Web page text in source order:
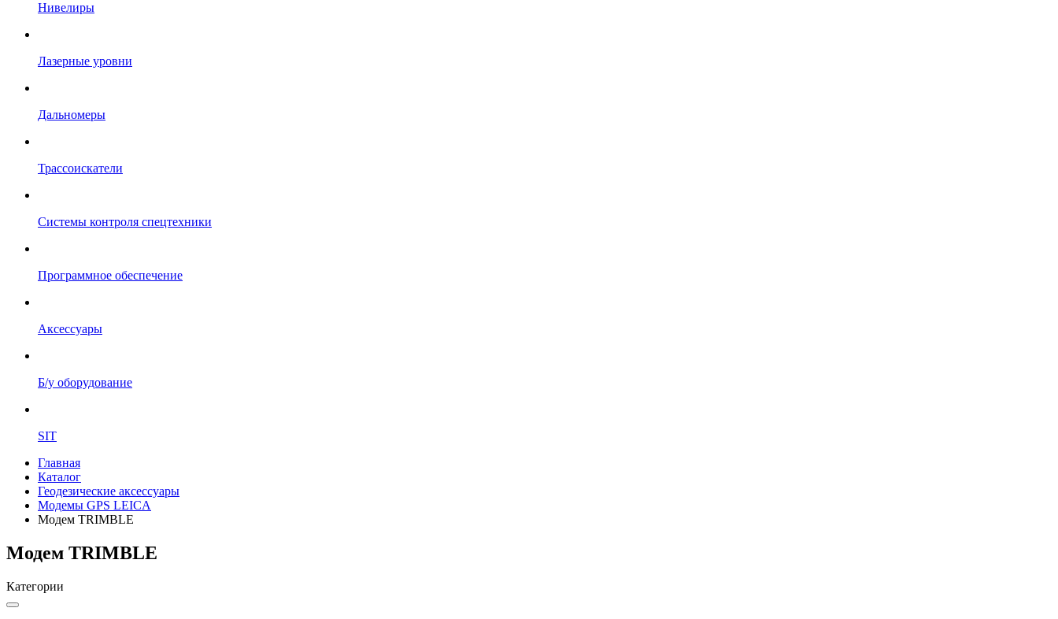
Нивелиры
Лазерные уровни
Дальномеры
Трассоискатели
Системы контроля спецтехники
Программное обеспечение
Аксессуары
Б/у оборудование
SIT
Главная
Каталог
Геодезические аксессуары
Модемы GPS LEICA
Модем TRIMBLE
Модем TRIMBLE
Категории